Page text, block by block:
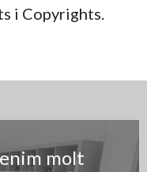
i Copyrights.
molt